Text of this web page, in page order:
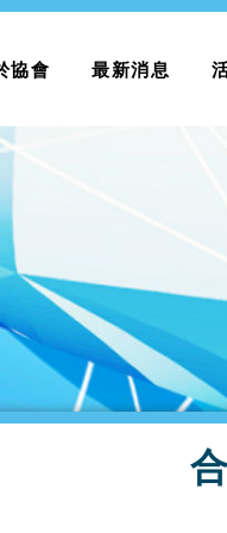
協會 最新消息